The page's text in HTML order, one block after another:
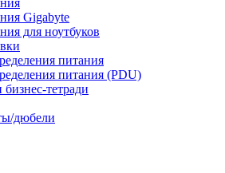
Gigabyte
для ноутбуков
питания
питания (PDU)
тетради
дюбели